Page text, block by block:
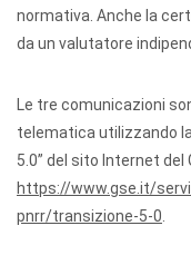
normativa. Anche la
da un valutatore
Le tre comunicazioni
telematica utilizzando
5.0” del sito Internet del
https://www.gse.it/
pnrr/transizione-5-0